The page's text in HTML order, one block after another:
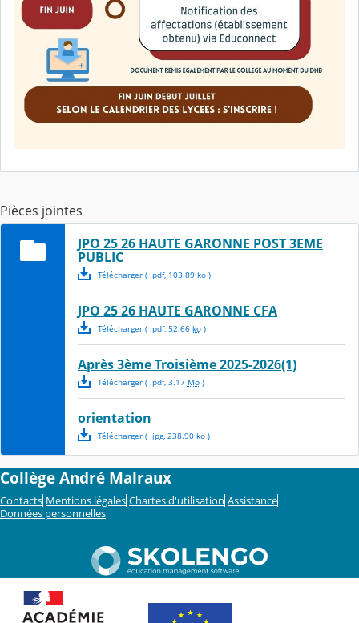
Pièces jointes
JPO 25 26 HAUTE GARONNE POST 3EME
PUBLIC
Télécharger( .pdf, 103.89 ko)
JPO 25 26 HAUTE GARONNE CFA
Télécharger( .pdf, 52.66 ko)
Après 3ème Troisième 2025-2026(1)
Télécharger( .pdf, 3.17 Mo)
orientation
Télécharger( .jpg, 238.90 ko)
Collège André Malraux
Contacts Mentions légales Chartes d'utilisation Assistance
Données personnelles